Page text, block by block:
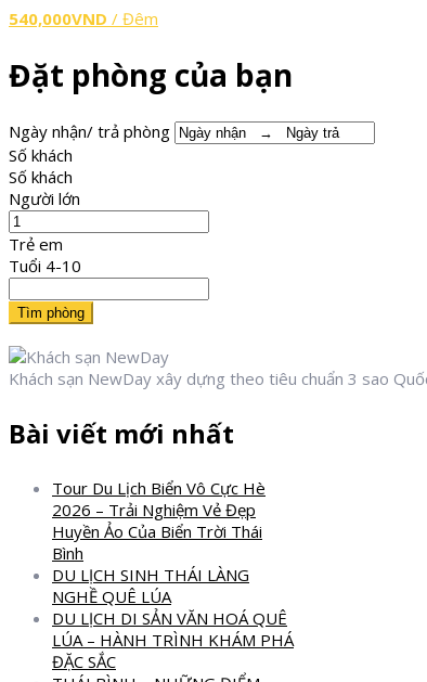
540,000VND / Đêm
Đặt phòng của bạn
Ngày nhận/ trả phòng
Số khách
Số khách
Người lớn
Trẻ em
Tuổi 4-10
Tìm phòng
Khách sạn NewDay xây dựng theo tiêu chuẩn 3 sao
Bài viết mới nhất
Tour Du Lịch Biển Vô Cực Hè
2026 – Trải Nghiệm Vẻ Đẹp
Huyền Ảo Của Biển Trời Thái
Bình
DU LỊCH SINH THÁI LÀNG
NGHỀ QUÊ LÚA
DU LỊCH DI SẢN VĂN HOÁ QUÊ
LÚA – HÀNH TRÌNH KHÁM PHÁ
ĐẶC SẮC